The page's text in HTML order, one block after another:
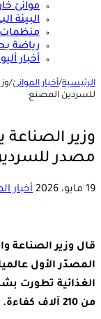
موانئ
البيئة
منظمات
رياضة
أخبار
الرئيسية/أخبار الموانئ/
للسردين المصنع
وزير
مصدر
19 مايو، 2026 أخبار
قال وزير الصناعة
المصدّر الأول
الغذائية تطورت
من 210 آلاف كفاءة.